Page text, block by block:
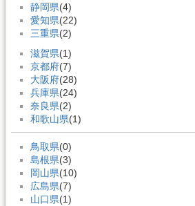
静岡県(4)
愛知県(22)
三重県(2)
滋賀県(1)
京都府(7)
大阪府(28)
兵庫県(24)
奈良県(2)
和歌山県(1)
鳥取県(0)
島根県(3)
岡山県(10)
広島県(7)
山口県(1)